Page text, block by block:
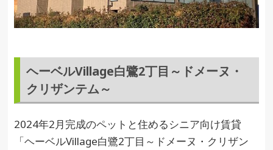
ヘーベルVillage白鷺2丁目～ドメーヌ・
クリザンテム～
2024年2月完成のペットと住めるシニア向け賃貸
「ヘーベルVillage白鷺2丁目～ドメーヌ・クリザン